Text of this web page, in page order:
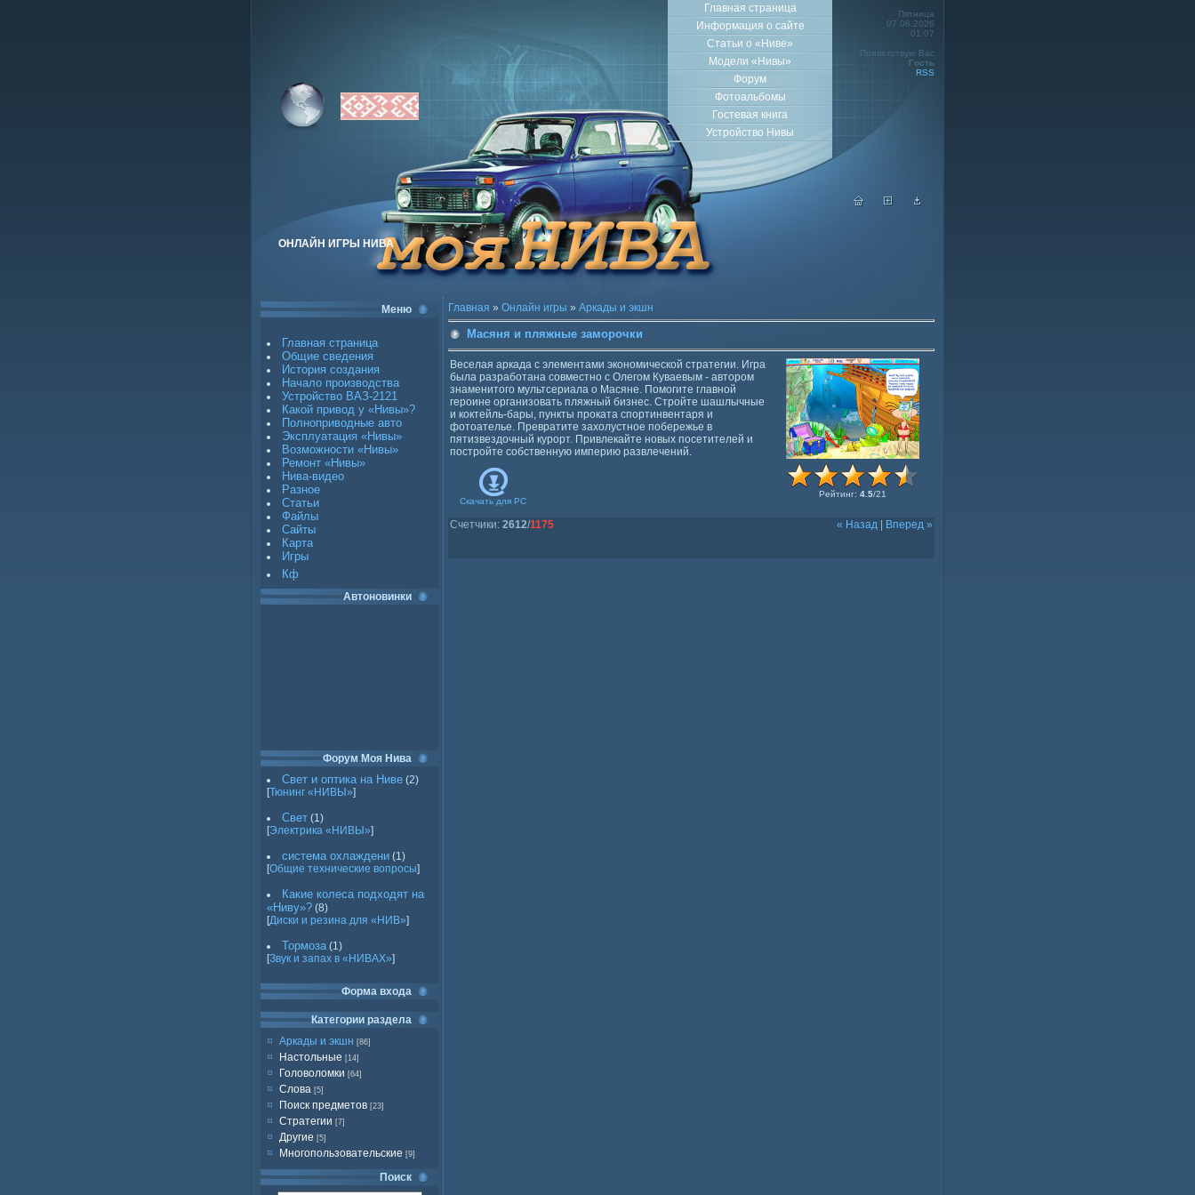
Главная страница
Информация о сайте
Статьи о «Ниве»
Модели «Нивы»
Форум
Фотоальбомы
Гостевая книга
Устройство Нивы
Пятница
07.08.2026
01:07
Приветствую Вас
Гость
RSS
ОНЛАЙН ИГРЫ НИВА
Меню
Главная страница
Общие сведения
История создания
Начало производства
Устройство ВАЗ-2121
Какой привод у «Нивы»?
Полноприводные авто
Эксплуатация «Нивы»
Возможности «Нивы»
Ремонт «Нивы»
Нива-видео
Разное
Статьи
Файлы
Сайты
Карта
Игры
Кф
Автоновинки
Форум Моя Нива
Свет и оптика на Ниве (2)
[Тюнинг «НИВЫ»]
Свет (1)
[Электрика «НИВЫ»]
система охлаждени (1)
[Общие технические вопросы]
Какие колеса подходят на
«Ниву»? (8)
[Диски и резина для «НИВ»]
Тормоза (1)
[Звук и запах в «НИВАХ»]
Форма входа
Категории раздела
Аркады и экшн [86]
Настольные [14]
Головоломки [64]
Слова [5]
Поиск предметов [23]
Стратегии [7]
Другие [5]
Многопользовательские [9]
Поиск
Главная » Онлайн игры » Аркады и экшн
Масяня и пляжные заморочки
Веселая аркада с элементами экономической стратегии. Игра
была разработана совместно с Олегом Куваевым - автором
знаменитого мультсериала о Масяне. Помогите главной
героине организовать пляжный бизнес. Стройте шашлычные
и коктейль-бары, пункты проката спортинвентаря и
фотоателье. Превратите захолустное побережье в
пятизвездочный курорт. Привлекайте новых посетителей и
постройте собственную империю развлечений.
Скачать для PC
Рейтинг: 4.5/21
« Назад Вперед »
Счетчики: 2612/1175